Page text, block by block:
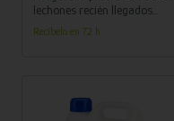
lechones recién llegados
contra la coccidiosis con esta
fórmula avanzada que
Recíbelo en 72 h.